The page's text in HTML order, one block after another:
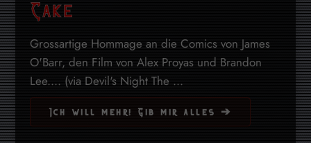
Cake
Grossartige Hommage an die Comics von James
O'Barr, den Film von Alex Proyas und Brandon
Lee.... (via Devil's Night The ...
Ich will mehr! Gib mir alles ➔